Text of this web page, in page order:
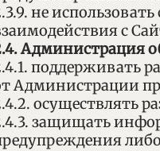
не
с
Администрация
поддерживать
Администрации
осуществлять
защищать